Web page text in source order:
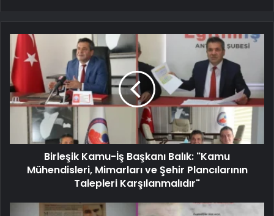
Birleşik Kamu-İş Başkanı Balık: "Kamu
Mühendisleri, Mimarları ve Şehir Plancılarının
Talepleri Karşılanmalıdır"